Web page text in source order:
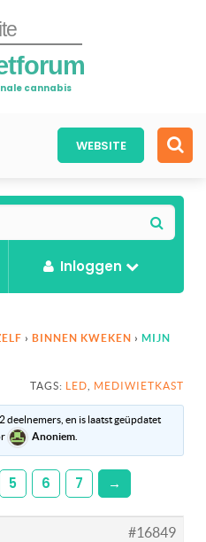
cannabis
WEBSITE
Inloggen
› BINNEN KWEKEN › MIJN
TAGS: LED MEDIWIETKAST
en is laatst geüpdatet
Anoniem
5 6 7 →
#16849